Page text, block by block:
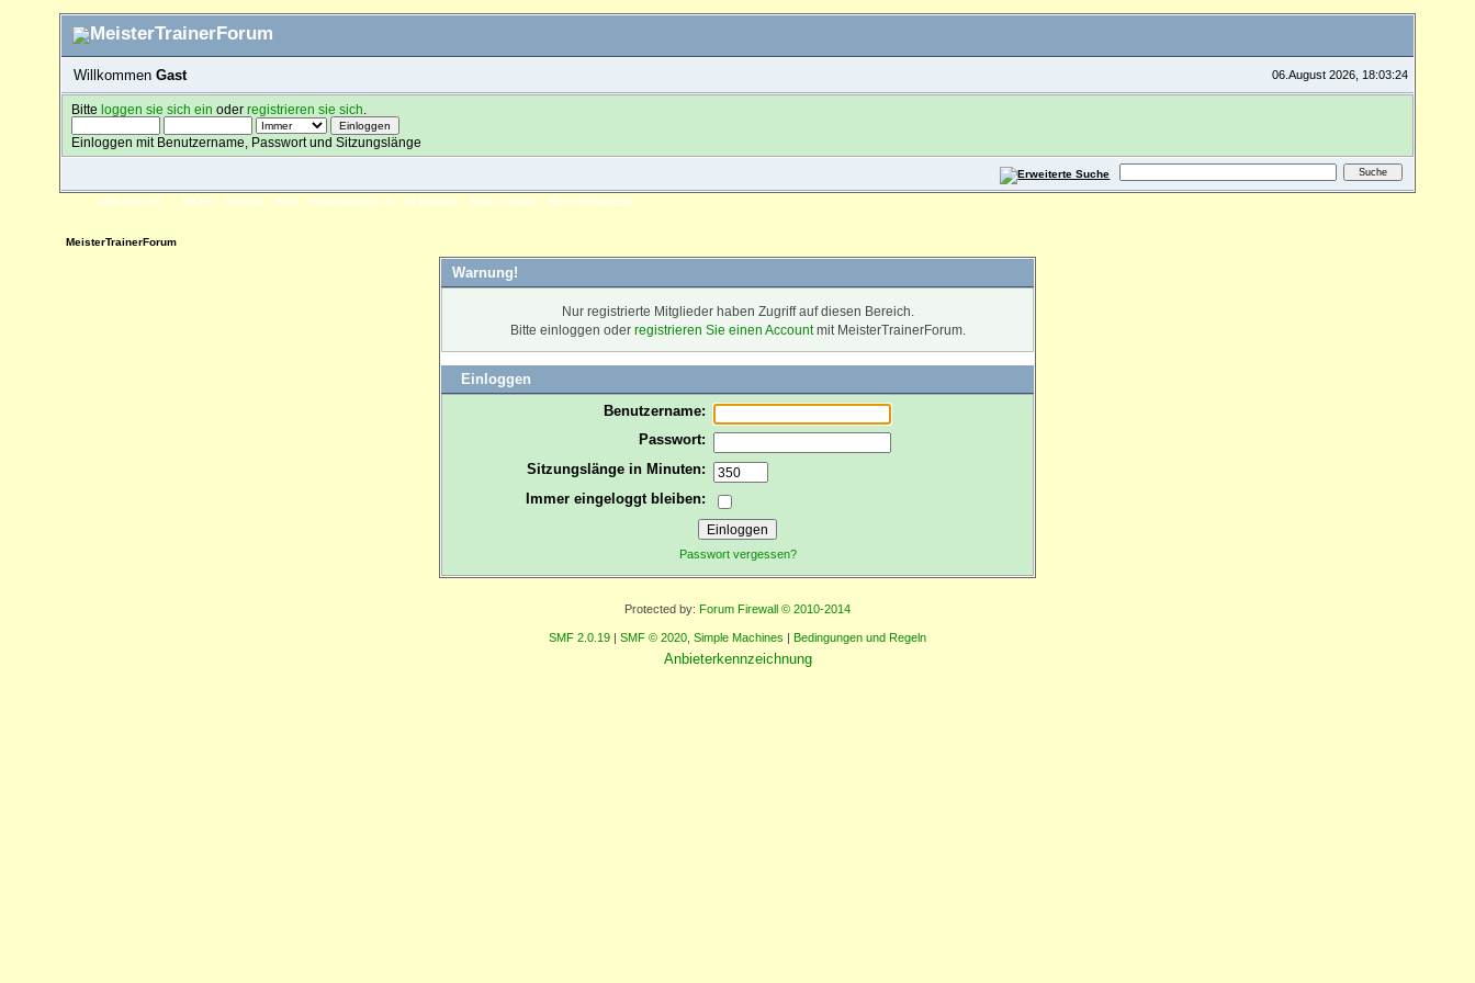
06.August 2026, 18:03:24
WillkommenGast
Bitte loggen sie sich ein oder registrieren sie sich
Einloggen mit Benutzername, Passwort und Sitzungslänge
ÜBERSICHT HILFE SUCHE FAQ FORENREGELN SPENDEN EINLOGGEN REGISTRIEREN
MeisterTrainerForum
Warnung!
Nur registrierte Mitglieder haben Zugriff auf diesen Bereich.
Bitte einloggen oder registrieren Sie einen Accountmit MeisterTrainerForum.
Einloggen
Benutzername:
Passwort:
Sitzungslänge in Minuten:
Immer eingeloggt bleiben:
Passwort vergessen?
Protected by: Forum Firewall © 2010-2014
SMF 2.0.19 | SMF © 2020 Simple Machines | Bedingungen und Regeln
Anbieterkennzeichnung